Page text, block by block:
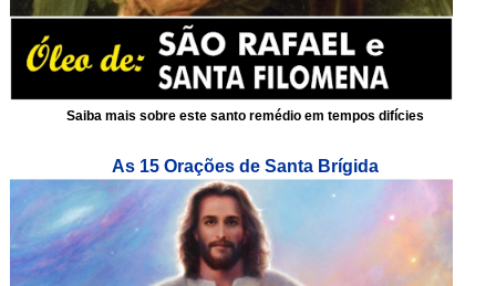
Saiba mais sobre este santo remédio em tempos difícies
As 15 Orações de Santa Brígida